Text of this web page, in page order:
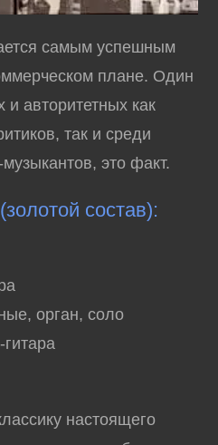
самым успешным
плане. Один
авторитетных как
так и среди
это факт.
состав):
орган, соло
гитара
настоящего